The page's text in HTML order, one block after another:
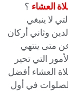
العشاء ؟
لا ينبغي
وثاني أركان
متى ينتهي
التي تحير
العشاء أفضل
في أول